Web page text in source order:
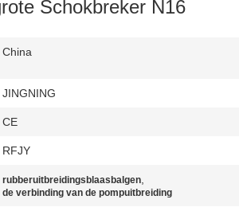
Schokbreker N16
China
JINGNING
CE
RFJY
rubberuitbreidingsblaasbalgen,
de verbinding van de pompuitbreiding